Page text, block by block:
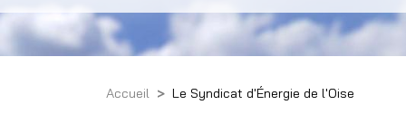
Accueil Le Syndicat d'Énergie de l'Oise